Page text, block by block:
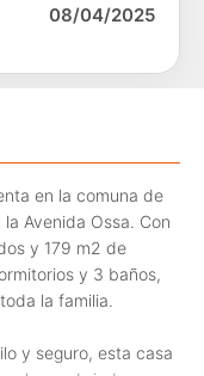
08/04/2025
en la comuna de
Avenida Ossa. Con
y 179 m2 de
y 3 baños,
la familia.
y seguro, esta casa